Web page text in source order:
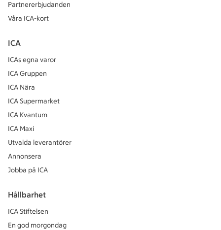
Partnererbjudanden
Våra ICA-kort
ICA
ICAs egna varor
ICA Gruppen
ICA Nära
ICA Supermarket
ICA Kvantum
ICA Maxi
Utvalda leverantörer
Annonsera
Jobba på ICA
Hållbarhet
ICA Stiftelsen
En god morgondag